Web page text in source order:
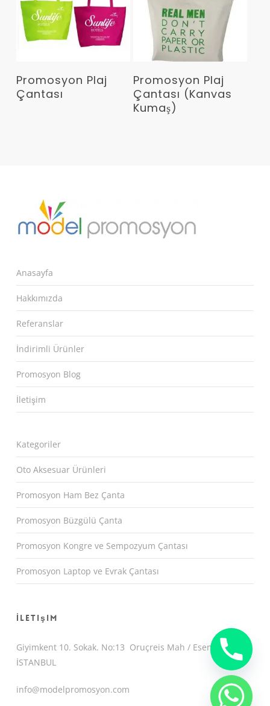
Devamını Oku
Promosyon Plaj
Çantası
Devamını Oku
Promosyon Plaj
Çantası (Kanvas
Kumaş)
Anasayfa
Hakkımızda
Referanslar
İndirimli Ürünler
Promosyon Blog
İletişim
Kategoriler
Oto Aksesuar Ürünleri
Promosyon Ham Bez Çanta
Promosyon Büzgülü Çanta
Promosyon Kongre ve Sempozyum Çantası
Promosyon Laptop ve Evrak Çantası
İletişim
Giyimkent 10. Sokak. No:13 Oruçreis Mah / Esenler /
İSTANBUL
info@modelpromosyon.com